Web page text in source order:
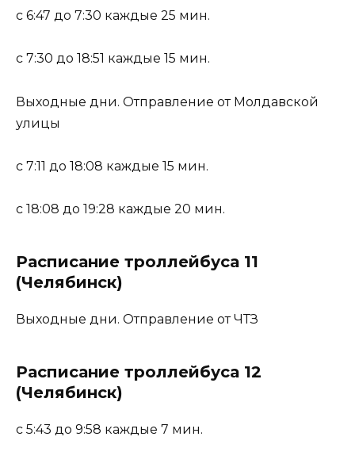
с 6:47 до 7:30 каждые 25 мин.
с 7:30 до 18:51 каждые 15 мин.
Выходные дни. Отправление от Молдавской
улицы
с 7:11 до 18:08 каждые 15 мин.
с 18:08 до 19:28 каждые 20 мин.
Расписание троллейбуса 11
(Челябинск)
Выходные дни. Отправление от ЧТЗ
Расписание троллейбуса 12
(Челябинск)
с 5:43 до 9:58 каждые 7 мин.